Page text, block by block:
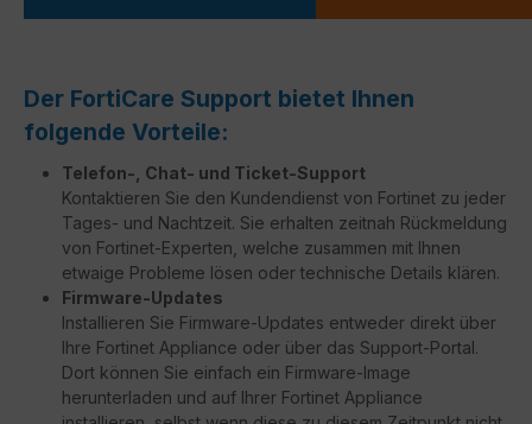
Der FortiCare Support bietet Ihnen
folgende Vorteile:
Telefon-, Chat- und Ticket-Support
Kontaktieren Sie den Kundendienst von Fortinet zu jeder
Tages- und Nachtzeit. Sie erhalten zeitnah Rückmeldung
von Fortinet-Experten, welche zusammen mit Ihnen
etwaige Probleme lösen oder technische Details klären.
Firmware-Updates
Installieren Sie Firmware-Updates entweder direkt über
Ihre Fortinet Appliance oder über das Support-Portal.
Dort können Sie einfach ein Firmware-Image
herunterladen und auf Ihrer Fortinet Appliance